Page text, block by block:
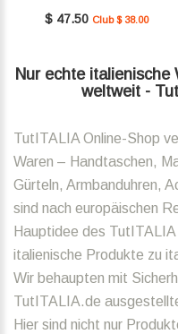
$ 47.50 Club $ 38.00
Nur echte italienische
weltweit -
TutITALIA Online-Shop
Waren – Handtaschen,
Gürteln, Armbanduhren,
sind nach europäischen
Hauptidee des
italienische Produkte zu
Wir behaupten mit
TutITALIA.de
Hier sind nicht nur